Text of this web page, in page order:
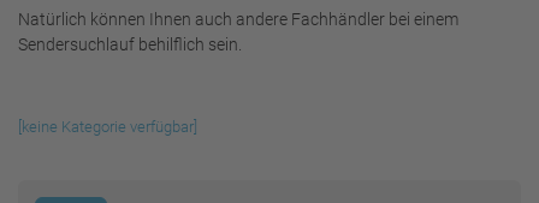
Natürlich können Ihnen auch andere Fachhändler bei einem
Sendersuchlauf behilflich sein.
[keine Kategorie verfügbar]